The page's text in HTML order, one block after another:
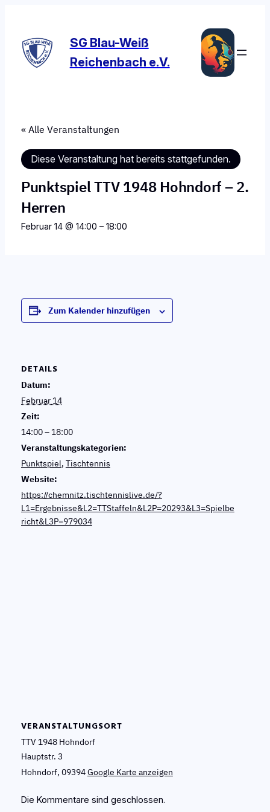
SG Blau-Weiß
Reichenbach e.V.
« Alle Veranstaltungen
Diese Veranstaltung hat bereits stattgefunden.
Punktspiel TTV 1948 Hohndorf – 2.
Herren
Februar 14 @ 14:00 – 18:00
Zum Kalender hinzufügen
DETAILS
Datum:
Februar 14
Zeit:
14:00 – 18:00
Veranstaltungskategorien:
Punktspiel, Tischtennis
Website:
https://chemnitz.tischtennislive.de/?
L1=Ergebnisse&L2=TTStaffeln&L2P=20293&L3=Spielbe
richt&L3P=979034
VERANSTALTUNGSORT
TTV 1948 Hohndorf
Hauptstr. 3
Hohndorf, 09394Google Karte anzeigen
Die Kommentare sind geschlossen.